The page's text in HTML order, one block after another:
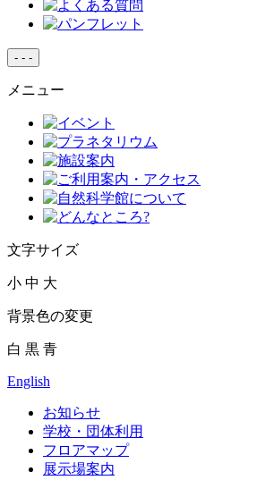
- - -
メニュー
文字サイズ
小 中 大
背景色の変更
白 黒 青
English
お知らせ
学校・団体利用
フロアマップ
展示場案内